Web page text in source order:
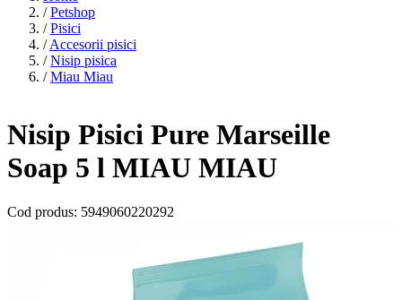
/ Petshop
/ Pisici
/ Accesorii pisici
/ Nisip pisica
/ Miau Miau
Nisip Pisici Pure Marseille
Soap 5 l MIAU MIAU
Cod produs: 5949060220292